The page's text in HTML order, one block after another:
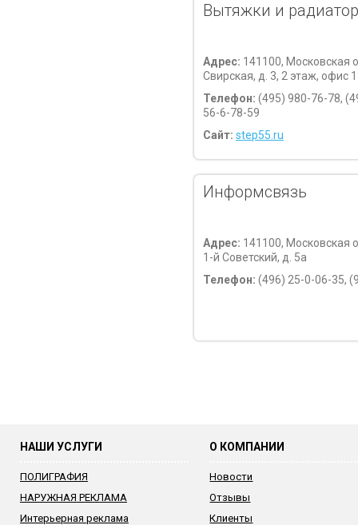
Вытяжки и
Адрес: 141100, Московская
Свирская, д. 3, 2 этаж, офис
Телефон: (495) 980-76-78,
56-6-78-59
Сайт: step55.ru
Информсвязь
Адрес: 141100, Московская
1-й Советский, д. 5а
Телефон: (496) 25-0-06-35,
НАШИ УСЛУГИ
ПОЛИГРАФИЯ
НАРУЖНАЯ РЕКЛАМА
Интерьерная реклама
О КОМПАНИИ
Новости
Отзывы
Клиенты